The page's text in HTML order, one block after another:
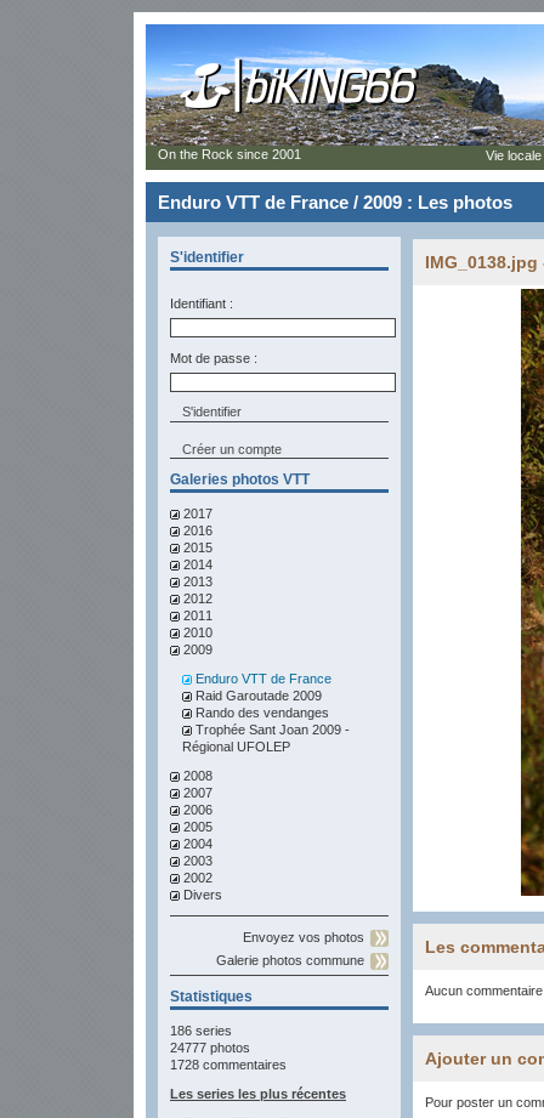
Enduro VTT de France / 2009 : Les photos
S'identifier
Identifiant :
Mot de passe :
Créer un compte
Galeries photos VTT
2017
2016
2015
2014
2013
2012
2011
2010
2009
Enduro VTT de France
Raid Garoutade 2009
Rando des vendanges
Trophée Sant Joan 2009 -
Régional UFOLEP
2008
2007
2006
2005
2004
2003
2002
Divers
Envoyez vos photos
Galerie photos commune
Statistiques
186 series
24777 photos
1728 commentaires
Les series les plus récentes
IMG_0138.jpg
Les
Aucun
Ajouter un
Pour poster un
On the Rock since 2001 Vie